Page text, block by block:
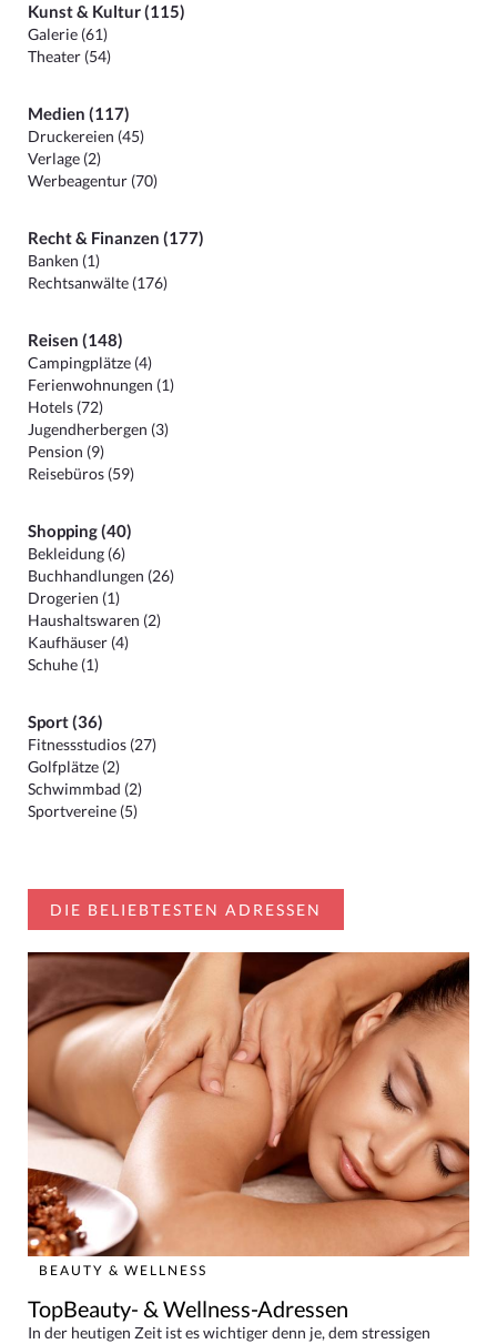
Kunst & Kultur (115)
Galerie (61)
Theater (54)
Medien (117)
Druckereien (45)
Verlage (2)
Werbeagentur (70)
Recht & Finanzen (177)
Banken (1)
Rechtsanwälte (176)
Reisen (148)
Campingplätze (4)
Ferienwohnungen (1)
Hotels (72)
Jugendherbergen (3)
Pension (9)
Reisebüros (59)
Shopping (40)
Bekleidung (6)
Buchhandlungen (26)
Drogerien (1)
Haushaltswaren (2)
Kaufhäuser (4)
Schuhe (1)
Sport (36)
Fitnessstudios (27)
Golfplätze (2)
Schwimmbad (2)
Sportvereine (5)
DIE BELIEBTESTEN ADRESSEN
BEAUTY & WELLNESS
TopBeauty- & Wellness-Adressen
In der heutigen Zeit ist es wichtiger denn je, dem stressigen